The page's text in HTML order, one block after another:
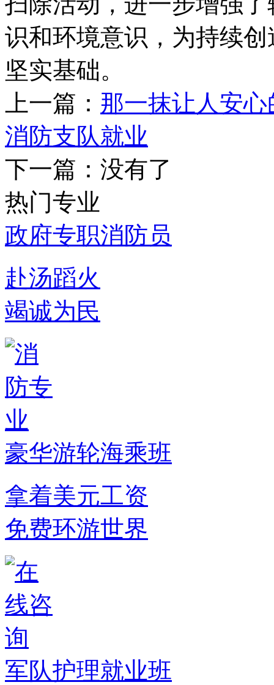
识和环境意识，为持续
坚实基础。
上一篇： 那一抹让人安
消防支队就业
下一篇：没有了
热门专业
政府专职消防员
赴汤蹈火
竭诚为民
豪华游轮海乘班
拿着美元工资
免费环游世界
军队护理就业班